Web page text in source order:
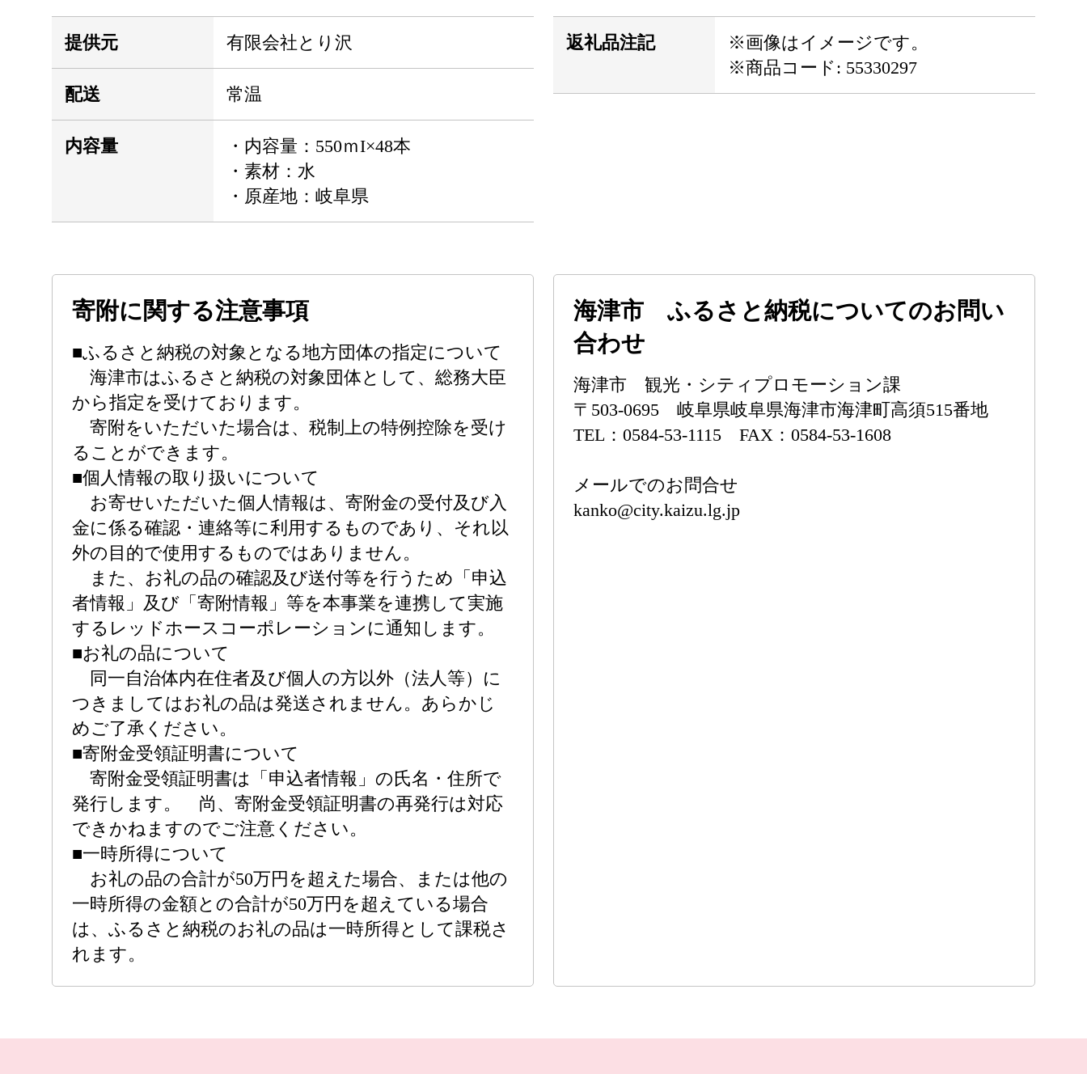
提供元 有限会社とり沢
配送 常温
内容量
・内容量：550ｍI×48本
・素材：水
・原産地：岐阜県
返礼品注記
※画像はイメージです。
※商品コード: 55330297
寄附に関する注意事項
■ふるさと納税の対象となる地方団体の指定について
海津市はふるさと納税の対象団体として、総務大臣
から指定を受けております。
寄附をいただいた場合は、税制上の特例控除を受け
ることができます。
■個人情報の取り扱いについて
お寄せいただいた個人情報は、寄附金の受付及び入
金に係る確認・連絡等に利用するものであり、それ以
外の目的で使用するものではありません。
また、お礼の品の確認及び送付等を行うため「申込
者情報」及び「寄附情報」等を本事業を連携して実施
するレッドホースコーポレーションに通知します。
■お礼の品について
同一自治体内在住者及び個人の方以外（法人等）に
つきましてはお礼の品は発送されません。あらかじ
めご了承ください。
■寄附金受領証明書について
寄附金受領証明書は「申込者情報」の氏名・住所で
発行します。 尚、寄附金受領証明書の再発行は対応
できかねますのでご注意ください。
■一時所得について
お礼の品の合計が50万円を超えた場合、または他の
一時所得の金額との合計が50万円を超えている場合
は、ふるさと納税のお礼の品は一時所得として課税さ
れます。
海津市 ふるさと納税についてのお問い
合わせ
海津市 観光・シティプロモーション課
〒503-0695 岐阜県岐阜県海津市海津町高須515番地
TEL：0584-53-1115 FAX：0584-53-1608
メールでのお問合せ
kanko@city.kaizu.lg.jp